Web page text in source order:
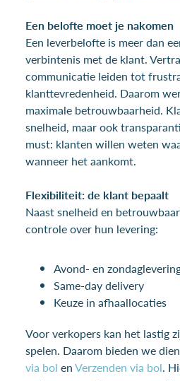
Een belofte moet je nakomen
Een leverbelofte is meer dan
verbintenis met de klant.
communicatie leiden tot
klanttevredenheid. Daarom
maximale betrouwbaarheid.
snelheid, maar ook
must: klanten willen weten
wanneer het aankomt.
Flexibiliteit: de klant bepaalt
Naast snelheid en
controle over hun levering:
Avond- en
Same-day delivery
Keuze in afhaallocaties
Voor verkopers kan het lastig
spelen. Daarom bieden we
via bol enVerzenden via bol.